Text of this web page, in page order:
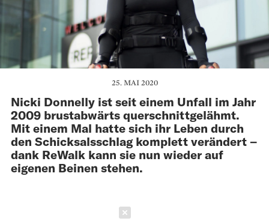
25. MAI 2020
Nicki Donnelly ist seit einem Unfall im Jahr
2009 brust­abwärts querschnittgelähmt.
Mit einem Mal hatte sich ihr Leben durch
den Schicksalsschlag komplett verändert –
dank ReWalk kann sie nun wieder auf
eigenen Beinen stehen.